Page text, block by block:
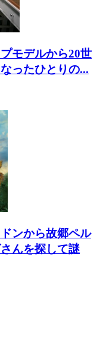
モデルから20世
ったひとりの...
ンから故郷ペル
んを探して謎